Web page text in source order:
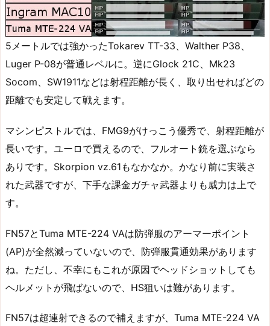
5メートルでは強かったTokarev TT-33、Walther P38、
Luger P-08が普通レベルに。逆にGlock 21C、Mk23
Socom、SW1911などは射程距離が長く、取り出せればどの
距離でも安定して戦えます。
マシンピストルでは、FMG9がけっこう優秀で、射程距離が
長いです。ユーロで買えるので、フルオート銃を選ぶなら
ありです。Skorpion vz.61もなかなか。かなり前に実装さ
れた武器ですが、下手な課金ガチャ武器よりも威力は上で
す。
FN57とTuma MTE-224 VAは防弾服のアーマーポイント
(AP)が全然減っていないので、防弾服貫通効果があります
ね。ただし、不幸にもこれが原因でヘッドショットしても
ヘルメットが飛ばないので、HS狙いは難があります。
FN57は超連射できるので補えますが、Tuma MTE-224 VA